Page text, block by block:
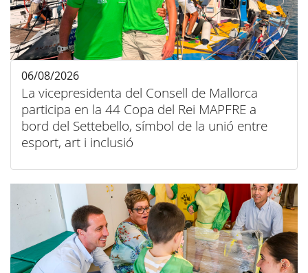
La vicepresidenta del Consell de Mallorca
participa en la 44 Copa del Rei MAPFRE a
bord del Settebello, símbol de la unió entre
esport, art i inclusió
06/08/2026